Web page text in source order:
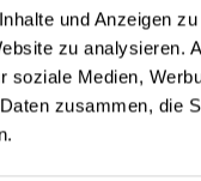
und Anzeigen
zu analysieren.
soziale Medien,
zusammen, die